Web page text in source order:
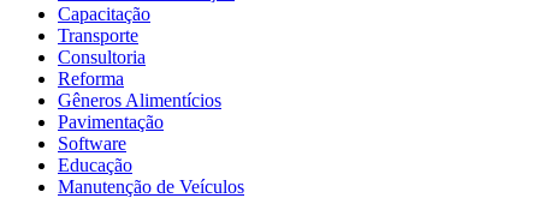
Capacitação
Transporte
Consultoria
Reforma
Gêneros Alimentícios
Pavimentação
Software
Educação
Manutenção de Veículos